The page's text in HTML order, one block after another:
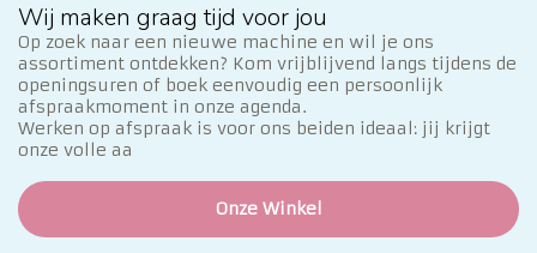
Wij maken graag tijd voor jou
Op zoek naar een nieuwe machine en wil je ons
assortiment ontdekken? Kom vrijblijvend langs tijdens de
openingsuren of boek eenvoudig een persoonlijk
afspraakmoment in onze agenda.
Werken op afspraak is voor ons beiden ideaal: jij krijgt
onze volle aa
Onze Winkel